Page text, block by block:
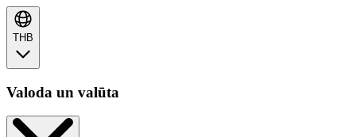
THB
Valoda un valūta